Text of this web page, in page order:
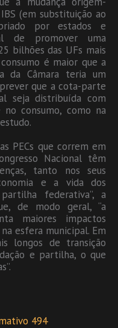
(em substituição ao
por estados e
de promover uma
bilhões das UFs mais
é maior que a
da Câmara teria um
que a cota-parte
seja distribuída com
consumo, como na
PECs que correm em
Nacional têm
tanto nos seus
e a vida dos
federativa”, a
de modo geral, “a
maiores impactos
esfera municipal. Em
longos de transição
e partilha, o que
494